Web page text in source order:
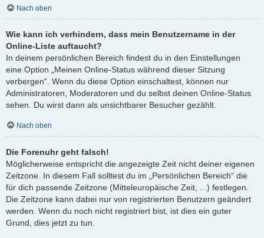
Nach oben
Wie kann ich verhindern, dass mein Benutzername in der
Online-Liste auftaucht?
In deinem persönlichen Bereich findest du in den Einstellungen
eine Option „Meinen Online-Status während dieser Sitzung
verbergen“. Wenn du diese Option einschaltest, können nur
Administratoren, Moderatoren und du selbst deinen Online-Status
sehen. Du wirst dann als unsichtbarer Besucher gezählt.
Nach oben
Die Forenuhr geht falsch!
Möglicherweise entspricht die angezeigte Zeit nicht deiner eigenen
Zeitzone. In diesem Fall solltest du im „Persönlichen Bereich“ die
für dich passende Zeitzone (Mitteleuropäische Zeit, ...) festlegen.
Die Zeitzone kann dabei nur von registrierten Benutzern geändert
werden. Wenn du noch nicht registriert bist, ist dies ein guter
Grund, dies jetzt zu tun.